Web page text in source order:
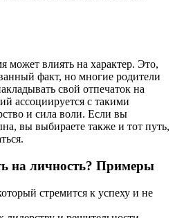
может влиять на характер. Это,
факт, но многие родители
свой отпечаток на
ассоциируется с такими
и сила воли. Если вы
вы выбираете также и тот путь,
на личность? Примеры
стремится к успеху и не